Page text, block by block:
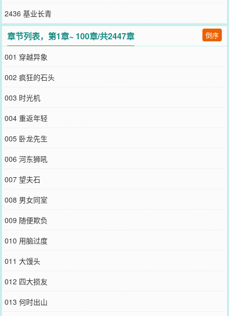
2436 基业长青
章节列表，第1章~ 100章/共2447章 倒序
001 穿越异象
002 疯狂的石头
003 时光机
004 重返年轻
005 卧龙先生
006 河东狮吼
007 望夫石
008 男女同室
009 随便欺负
010 用脑过度
011 大馒头
012 四大损友
013 何时出山